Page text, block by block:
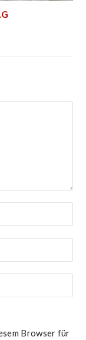
Browser für